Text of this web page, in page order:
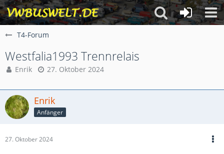
T4-Forum
Westfalia1993 Trennrelais
Enrik 27. Oktober 2024
Enrik
Anfänger
27. Oktober 2024